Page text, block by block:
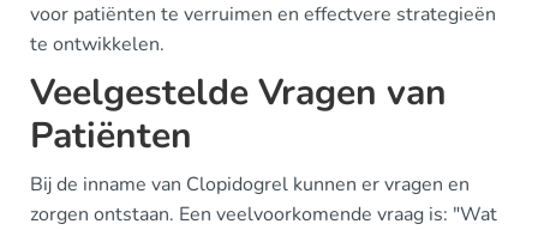
voor patiënten te verruimen en effectvere strategieën
te ontwikkelen.
Veelgestelde Vragen van
Patiënten
Bij de inname van Clopidogrel kunnen er vragen en
zorgen ontstaan. Een veelvoorkomende vraag is: "Wat